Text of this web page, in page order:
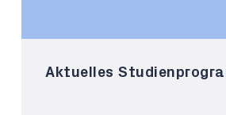
Aktuelles